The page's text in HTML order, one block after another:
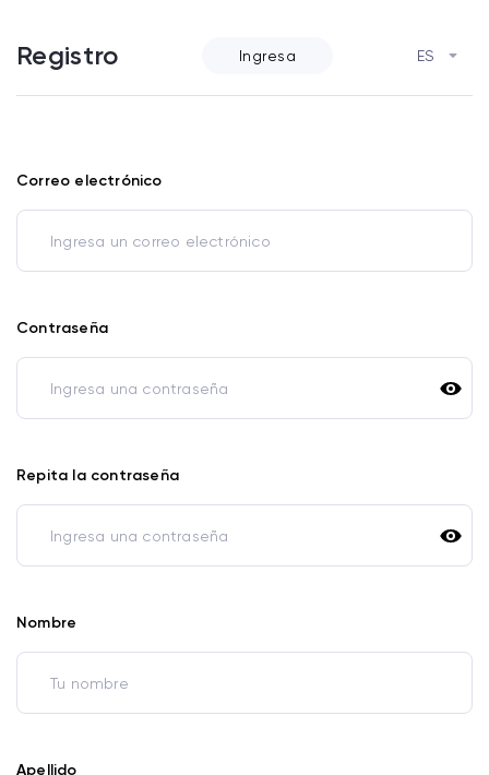
Registro Ingresa ES
Correo electrónico
Contraseña
Repita la contraseña
Nombre
Apellido